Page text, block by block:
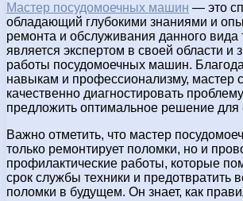
Мастер посудомоечных машин — это
обладающий глубокими знаниями и
ремонта и обслуживания данного вида
является экспертом в своей области и
работы посудомоечных машин.
навыкам и профессионализму, мастер
качественно диагностировать
предложить оптимальное решение для
Важно отметить, что мастер
только ремонтирует поломки, но и
профилактические работы, которые
срок службы техники и предотвратить
поломки в будущем. Он знает, как